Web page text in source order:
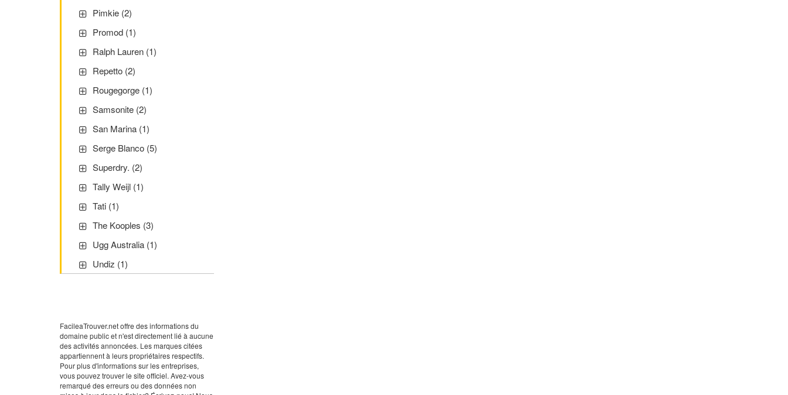
Pimkie (2)
Promod (1)
Ralph Lauren (1)
Repetto (2)
Rougegorge (1)
Samsonite (2)
San Marina (1)
Serge Blanco (5)
Superdry. (2)
Tally Weijl (1)
Tati (1)
The Kooples (3)
Ugg Australia (1)
Undiz (1)
FacileaTrouver.net offre des informations du
domaine public et n'est directement lié à aucune
des activités annoncées. Les marques citées
appartiennent à leurs propriétaires respectifs.
Pour plus d'informations sur les entreprises,
vous pouvez trouver le site officiel. Avez-vous
remarqué des erreurs ou des données non